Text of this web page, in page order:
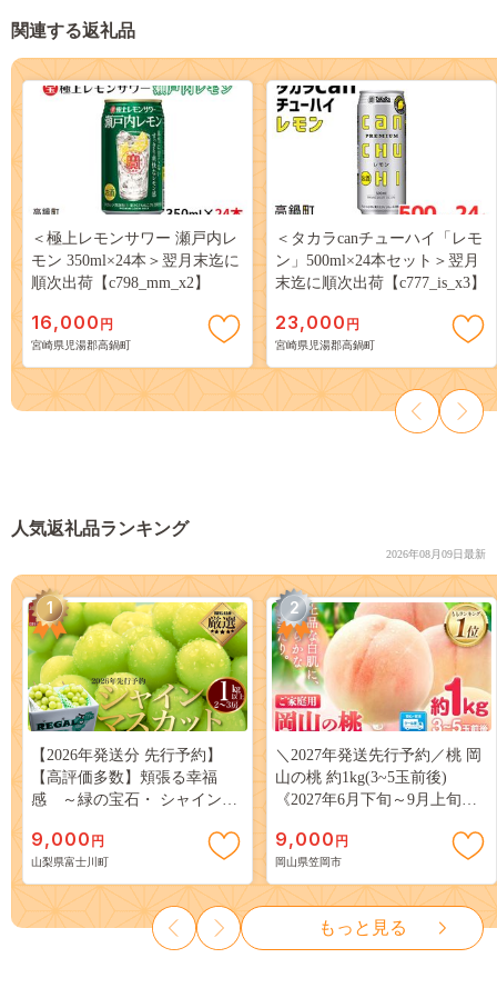
関連する返礼品
＜極上レモンサワー 瀬戸内レ
モン 350ml×24本＞翌月末迄に
順次出荷【c798_mm_x2】
16,000 円
宮崎県児湯郡高鍋町
＜タカラcanチューハイ「レモ
ン」500ml×24本セット＞翌月
末迄に順次出荷【c777_is_x3】
23,000 円
宮崎県児湯郡高鍋町
人気返礼品ランキング
2026年08月09日最新
1
【2026年発送分 先行予約】
【高評価多数】頬張る幸福
感 ～緑の宝石・ シャインマ
３房） フルーツ 山梨県産 果
物 くだもの シャイン マスカ
ット ぶどう ブドウ 葡萄 大粒
種なし 先行予約 富士川町
10000円 一万円 9000円 九千円
9,000 円
山梨県富士川町
2
＼2027年発送先行予約／桃 岡
山の桃 約1kg(3~5玉前後)
《2027年6月下旬～9月上旬頃
岡山 はくとう スイーツ フル
ーツ 果物 デザート 旬 モモ も
も 先行予約 送料無料 果物 岡
山県 笠岡市 清水白桃 白鳳 白
麗 クール便---
kasaoka_zsy_419_100---
9,000 円
岡山県笠岡市
もっと見る